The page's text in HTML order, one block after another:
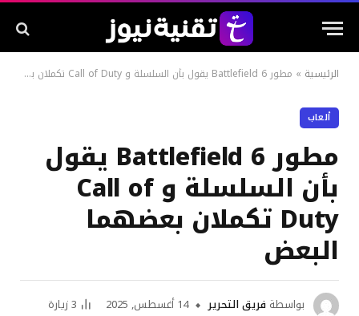
الرئيسية » مطور Battlefield 6 يقول بأن السلسلة و Call of Duty تكملان بعضهما البعض
ألعاب
مطور Battlefield 6 يقول
بأن السلسلة و Call of
Duty تكملان بعضهما
البعض
بواسطة فريق التحرير 14 أغسطس, 2025 3زيارة